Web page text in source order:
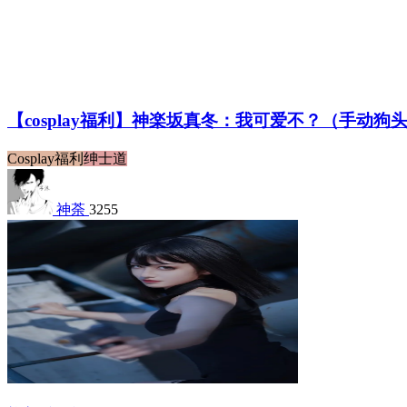
【cosplay福利】神楽坂真冬：我可爱不？（手动狗
Cosplay福利 绅士道
神荼 3255